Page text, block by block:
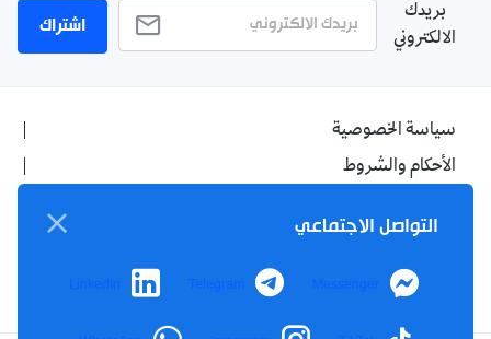
بريدك
الالكتروني
اشتراك
سياسة الخصوصية
الأحكام والشروط
اتصل بنا
من نحن
التواصل الاجتماعي
Messenger
Telegram
LinkedIn